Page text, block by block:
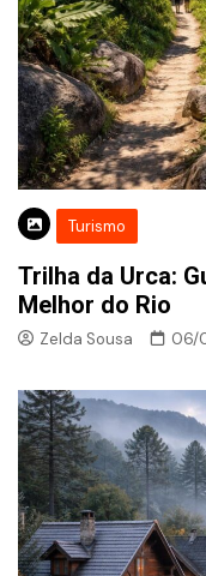
Turismo
Trilha da Urca:
Melhor do Rio
Zelda Sousa 06/